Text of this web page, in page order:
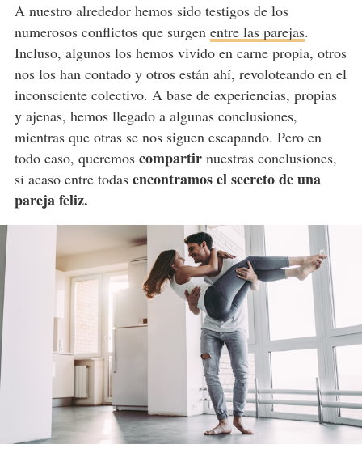
A nuestro alrededor hemos sido testigos de los
numerosos conflictos que surgen entre las parejas.
Incluso, algunos los hemos vivido en carne propia, otros
nos los han contado y otros están ahí, revoloteando en el
inconsciente colectivo. A base de experiencias, propias
y ajenas, hemos llegado a algunas conclusiones,
mientras que otras se nos siguen escapando. Pero en
todo caso, queremos compartir nuestras conclusiones,
si acaso entre todas encontramos el secreto de una
pareja feliz.